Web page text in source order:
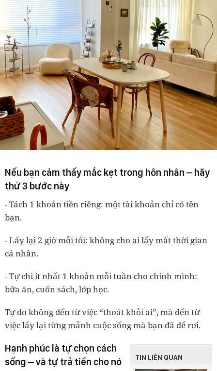
Nếu bạn cảm thấy mắc kẹt trong hôn nhân – hãy
thử 3 bước này
- Tách 1 khoản tiền riêng: một tài khoản chỉ có tên
bạn.
- Lấy lại 2 giờ mỗi tối: không cho ai lấy mất thời gian
cá nhân.
- Tự chi ít nhất 1 khoản mỗi tuần cho chính mình:
bữa ăn, cuốn sách, lớp học.
Tự do không đến từ việc “thoát khỏi ai”, mà đến từ
việc lấy lại từng mảnh cuộc sống mà bạn đã để rơi.
TIN LIÊN QUAN
Hạnh phúc là tự chọn cách
sống – và tự trả tiền cho nó